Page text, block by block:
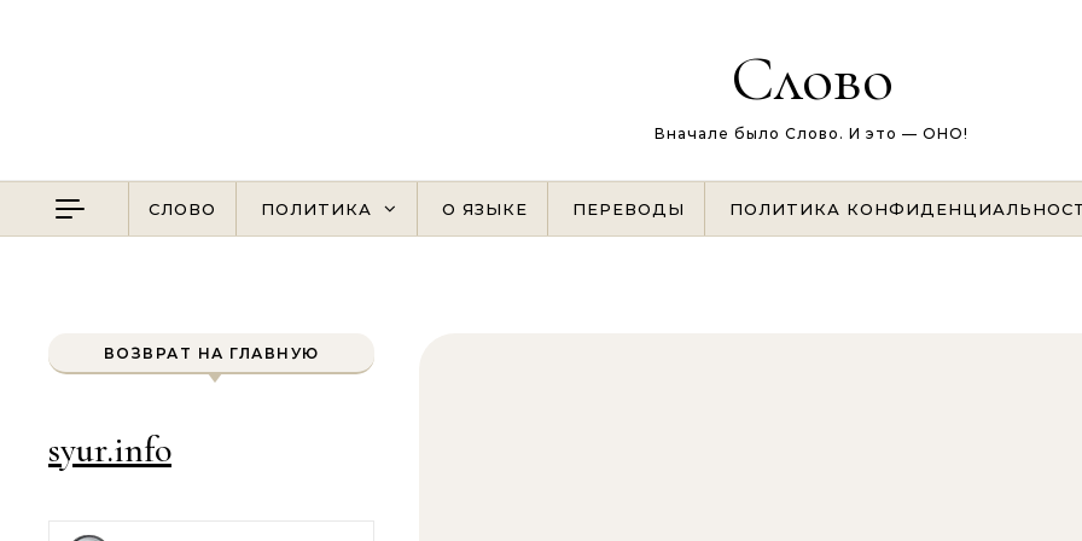
Слово
Вначале было Слово. И это — ОНО!
СЛОВО ПОЛИТИКА О ЯЗЫКЕ ПЕРЕВОДЫ ПОЛИТИКА
ВОЗВРАТ НА ГЛАВНУЮ
syur.info